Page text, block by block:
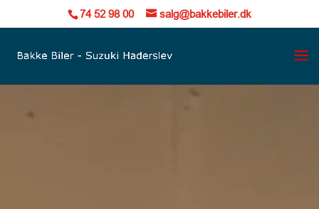
74 52 98 00 salg@bakkebiler.dk